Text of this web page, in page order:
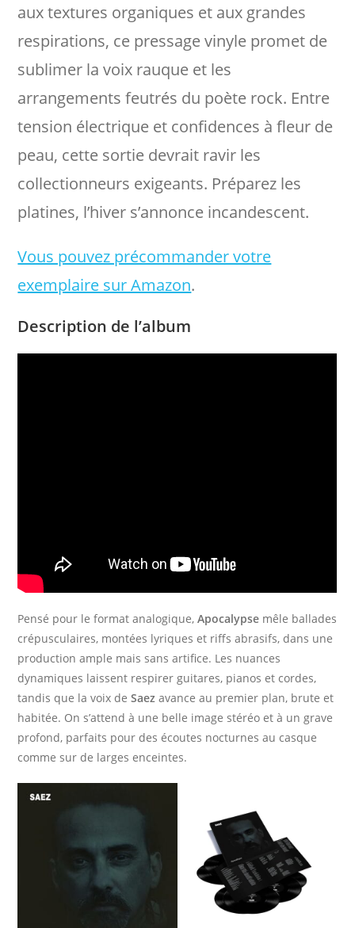
aux textures organiques et aux grandes
respirations, ce pressage vinyle promet de
sublimer la voix rauque et les
arrangements feutrés du poète rock. Entre
tension électrique et confidences à fleur de
peau, cette sortie devrait ravir les
collectionneurs exigeants. Préparez les
platines, l’hiver s’annonce incandescent.
Vous pouvez précommander votre
exemplaire sur Amazon.
Description de l’album
Pensé pour le format analogique,Apocalypse mêle ballades
crépusculaires, montées lyriques et riffs abrasifs, dans une
production ample mais sans artifice. Les nuances
dynamiques laissent respirer guitares, pianos et cordes,
tandis que la voix deSaez avance au premier plan, brute et
habitée. On s’attend à une belle image stéréo et à un grave
profond, parfaits pour des écoutes nocturnes au casque
comme sur de larges enceintes.